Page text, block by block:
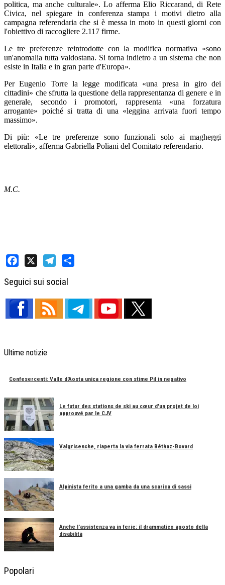
politica, ma anche culturale». Lo afferma Elio Riccarand, di Rete
Civica, nel spiegare in conferenza stampa i motivi dietro alla
campagna referendaria che si è messa in moto in questi giorni con
l'obiettivo di raccogliere 2.117 firme.
Le tre preferenze reintrodotte con la modifica normativa «sono
un'anomalia tutta valdostana. Si torna indietro a un sistema che non
esiste in Italia e in gran parte d'Europa».
Per Eugenio Torre la legge modificata «una presa in giro dei
cittadini» che sfrutta la questione della rappresentanza di genere e in
generale, secondo i promotori, rappresenta «una forzatura
arrogante» poiché si tratta di una «leggina arrivata fuori tempo
massimo».
Di più: «Le tre preferenze sono funzionali solo ai magheggi
elettorali», afferma Gabriella Poliani del Comitato referendario.
M.C.
Seguici sui social
Ultime notizie
Confesercenti: Valle d'Aosta unica regione con stime Pil in negativo
Le futur des stations de ski au cœur d'un projet de loi
approuvé par le CJV
Valgrisenche, riaperta la via ferrata Béthaz-Bovard
Alpinista ferito a una gamba da una scarica di sassi
Anche l'assistenza va in ferie: il drammatico agosto della
disabilità
Popolari